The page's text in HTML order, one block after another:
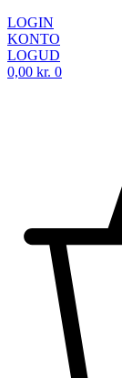
LOGIN
KONTO
LOGUD
0,00 kr. 0